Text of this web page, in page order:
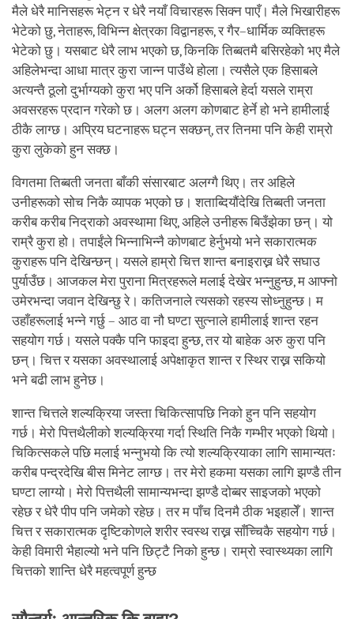
मैले धेरै मानिसहरू भेट्न र धेरै नयाँ विचारहरू सिक्न पाएँ। मैले भिखारीहरू
भेटेको छु, नेताहरू, विभिन्न क्षेत्रका विद्वानहरू, र गैर–धार्मिक व्यक्तिहरू
भेटेको छु। यसबाट धेरै लाभ भएको छ, किनकि तिब्बतमै बसिरहेको भए मैले
अहिलेभन्दा आधा मात्र कुरा जान्न पाउँथे होला। त्यसैले एक हिसाबले
अत्यन्तै ठूलो दुर्भाग्यको कुरा भए पनि अर्को हिसाबले हेर्दा यसले राम्रा
अवसरहरू प्रदान गरेको छ। अलग अलग कोणबाट हेर्ने हो भने हामीलाई
ठीकै लाग्छ। अप्रिय घटनाहरू घट्न सक्छन्, तर तिनमा पनि केही राम्रो
कुरा लुकेको हुन सक्छ।
विगतमा तिब्बती जनता बाँकी संसारबाट अलग्गै थिए। तर अहिले
उनीहरूको सोच निकै व्यापक भएको छ। शताब्दियौंदेखि तिब्बती जनता
करीब करीब निद्राको अवस्थामा थिए, अहिले उनीहरू बिउँझेका छन्। यो
राम्रै कुरा हो। तपाईंले भिन्नाभिन्नै कोणबाट हेर्नुभयो भने सकारात्मक
कुराहरू पनि देखिन्छन्। यसले हाम्रो चित्त शान्त बनाइराख्न धेरै सघाउ
पुर्याउँछ। आजकल मेरा पुराना मित्रहरूले मलाई देखेर भन्नुहुन्छ, म आफ्नो
उमेरभन्दा जवान देखिन्छु रे। कतिजनाले त्यसको रहस्य सोध्नुहुन्छ। म
उहाँहरूलाई भन्ने गर्छु – आठ वा नौ घण्टा सुत्नाले हामीलाई शान्त रहन
सहयोग गर्छ। यसले पक्कै पनि फाइदा हुन्छ, तर यो बाहेक अरु कुरा पनि
छन्। चित्त र यसका अवस्थालाई अपेक्षाकृत शान्त र स्थिर राख्न सकियो
भने बढी लाभ हुनेछ।
शान्त चित्तले शल्यक्रिया जस्ता चिकित्सापछि निको हुन पनि सहयोग
गर्छ। मेरो पित्तथैलीको शल्यक्रिया गर्दा स्थिति निकै गम्भीर भएको थियो।
चिकित्सकले पछि मलाई भन्नुभयो कि त्यो शल्यक्रियाका लागि सामान्यतः
करीब पन्द्रदेखि बीस मिनेट लाग्छ। तर मेरो हकमा यसका लागि झण्डै तीन
घण्टा लाग्यो। मेरो पित्तथैली सामान्यभन्दा झण्डै दोब्बर साइजको भएको
रहेछ र धेरै पीप पनि जमेको रहेछ। तर म पाँच दिनमै ठीक भइहालेँ। शान्त
चित्त र सकारात्मक दृष्टिकोणले शरीर स्वस्थ राख्न साँच्चिकै सहयोग गर्छ।
केही विमारी भैहाल्यो भने पनि छिट्टै निको हुन्छ। राम्रो स्वास्थ्यका लागि
चित्तको शान्ति धेरै महत्वपूर्ण हुन्छ